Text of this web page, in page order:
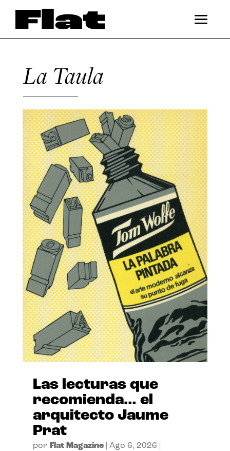
La Taula
Las lecturas que
recomienda… el
arquitecto Jaume
Prat
por Flat Magazine| Ago 6, 2026